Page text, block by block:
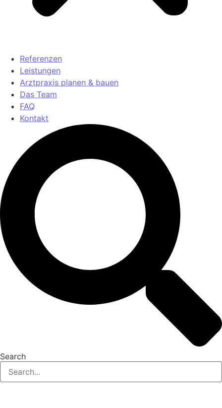
Referenzen
Leistungen
Arztpraxis planen & bauen
Das Team
FAQ
Kontakt
Search